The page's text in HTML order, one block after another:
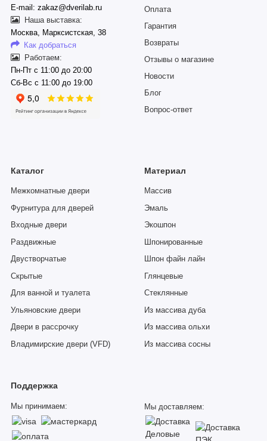
E-mail: zakaz@dverilab.ru
Наша выставка:
Москва, Марксистская, 38
Как добраться
Работаем:
Пн-Пт с 11:00 до 20:00
Сб-Вс с 11:00 до 19:00
Оплата
Гарантия
Возвраты
Отзывы о магазине
Новости
Блог
Вопрос-ответ
Каталог
Межкомнатные двери
Фурнитура для дверей
Входные двери
Раздвижные
Двустворчатые
Скрытые
Для ванной и туалета
Ульяновские двери
Двери в рассрочку
Владимирские двери (VFD)
Материал
Массив
Эмаль
Экошпон
Шпонированные
Шпон файн лайн
Глянцевые
Стеклянные
Из массива дуба
Из массива ольхи
Из массива сосны
Поддержка
Мы принимаем: Мы доставляем: